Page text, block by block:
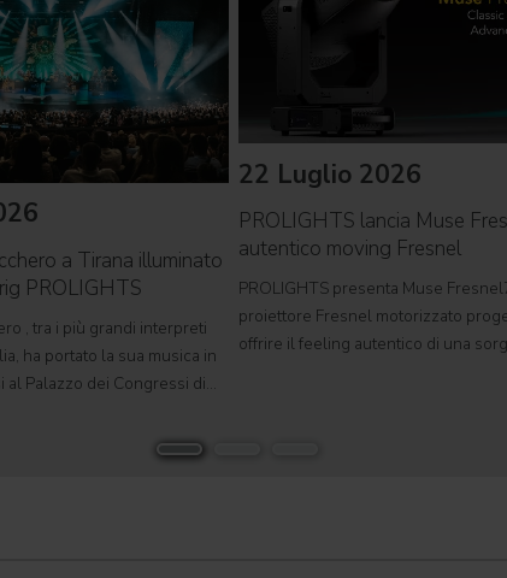
a Tirana illuminato
PROLIGHTS
, tra i più grandi interpreti
ha portato la sua musica in
al Palazzo dei Congressi di
registrando il tutto esaurito
22 Luglio 2026
PROLIGHTS lancia Muse
autentico moving Fresnel
PROLIGHTS presenta Muse
proiettore Fresnel motorizzato
offrire il feeling autentico di una